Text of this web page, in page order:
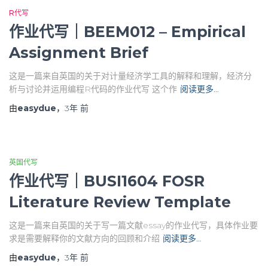
R代写
作业代写｜BEEM012 – Empirical
Assignment Brief
这是一篇来自英国的关于对计量经济学工具的解释和理解，经济分
析与讨论并运用编程R代码的作业代写 这个作 阅读更多…
由easydue， 3年 前
英国代写
作业代写｜BUSI1604 FOSR
Literature Review Template
这是一篇来自英国的关于写一篇文献essay的作业代写，具体作业要
求是需要解释你的文献方向的回顾和介绍 阅读更多…
由easydue， 3年 前